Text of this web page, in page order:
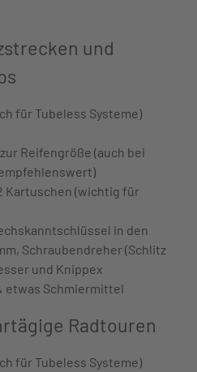
und
für Tubeless Systeme)
Reifengröße (auch bei
Kartuschen (wichtig für
in den
Schraubendreher (Schlitz
und Knippex
etwas Schmiermittel
Radtouren
für Tubeless Systeme)